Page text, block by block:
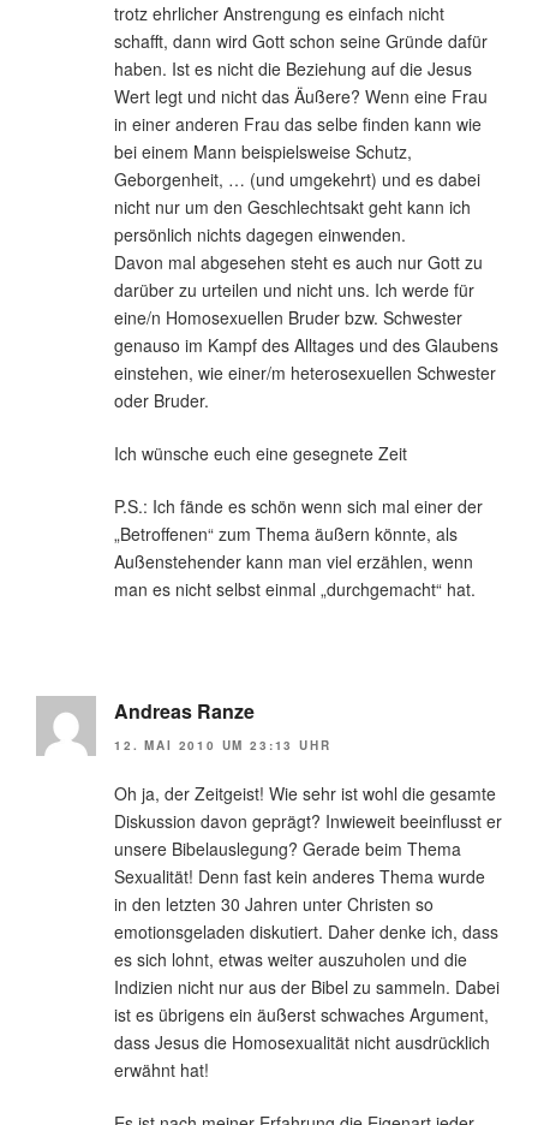
trotz ehrlicher Anstrengung es einfach nicht
schafft, dann wird Gott schon seine Gründe dafür
haben. Ist es nicht die Beziehung auf die Jesus
Wert legt und nicht das Äußere? Wenn eine Frau
in einer anderen Frau das selbe finden kann wie
bei einem Mann beispielsweise Schutz,
Geborgenheit, … (und umgekehrt) und es dabei
nicht nur um den Geschlechtsakt geht kann ich
persönlich nichts dagegen einwenden.
Davon mal abgesehen steht es auch nur Gott zu
darüber zu urteilen und nicht uns. Ich werde für
eine/n Homosexuellen Bruder bzw. Schwester
genauso im Kampf des Alltages und des Glaubens
einstehen, wie einer/m heterosexuellen Schwester
oder Bruder.
Ich wünsche euch eine gesegnete Zeit
P.S.: Ich fände es schön wenn sich mal einer der
„Betroffenen“ zum Thema äußern könnte, als
Außenstehender kann man viel erzählen, wenn
man es nicht selbst einmal „durchgemacht“ hat.
Andreas Ranze
12. MAI 2010 UM 23:13 UHR
Oh ja, der Zeitgeist! Wie sehr ist wohl die gesamte
Diskussion davon geprägt? Inwieweit beeinflusst er
unsere Bibelauslegung? Gerade beim Thema
Sexualität! Denn fast kein anderes Thema wurde
in den letzten 30 Jahren unter Christen so
emotionsgeladen diskutiert. Daher denke ich, dass
es sich lohnt, etwas weiter auszuholen und die
Indizien nicht nur aus der Bibel zu sammeln. Dabei
ist es übrigens ein äußerst schwaches Argument,
dass Jesus die Homosexualität nicht ausdrücklich
erwähnt hat!